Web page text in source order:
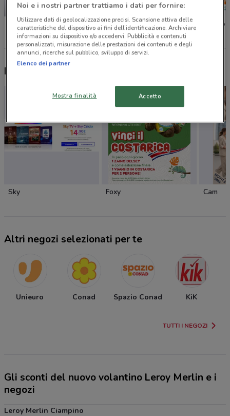
-2 GIORNI
Unieuro Conad Spazio
Nuovi prodotti da provare
Sky Foxy Cam
Altri negozi selezionati per te
Unieuro Conad Spazio Conad KiK
TUTTI I NEGOZI
Gli sconti del nuovo volantino Leroy Merlin e i
negozi
Leroy Merlin Ciampino
Noi e i nostri partner trattiamo i dati per fornire:
Utilizzare dati di geolocalizzazione precisi. Scansione attiva delle
caratteristiche del dispositivo ai fini dell’identificazione. Archiviare
informazioni su dispositivo e/o accedervi. Pubblicità e contenuti
personalizzati, misurazione delle prestazioni dei contenuti e degli
annunci, ricerche sul pubblico, sviluppo di servizi.
Elenco dei partner
Mostra finalità Accetto